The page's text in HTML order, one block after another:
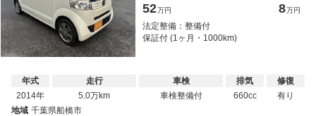
52万円 8万円
法定整備：整備付
保証付 (1ヶ月・1000km)
年式
2014年
走行
5.0万km
車検
車検整備付
排気
660cc
修復
有り
地域 千葉県船橋市